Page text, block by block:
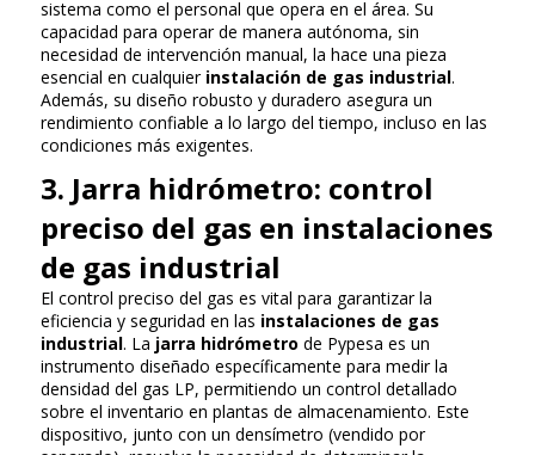
sistema como el personal que opera en el área. Su
capacidad para operar de manera autónoma, sin
necesidad de intervención manual, la hace una pieza
esencial en cualquier instalación de gas industrial.
Además, su diseño robusto y duradero asegura un
rendimiento confiable a lo largo del tiempo, incluso en las
condiciones más exigentes.
3. Jarra hidrómetro: control
preciso del gas en instalaciones
de gas industrial
El control preciso del gas es vital para garantizar la
eficiencia y seguridad en las instalaciones de gas
industrial. La jarra hidrómetro de Pypesa es un
instrumento diseñado específicamente para medir la
densidad del gas LP, permitiendo un control detallado
sobre el inventario en plantas de almacenamiento. Este
dispositivo, junto con un densímetro (vendido por